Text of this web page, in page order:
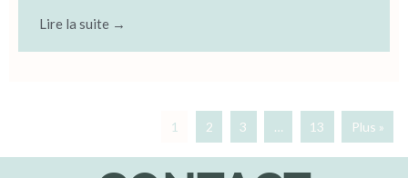
Lire la suite →
1 2 3 … 13 Plus »